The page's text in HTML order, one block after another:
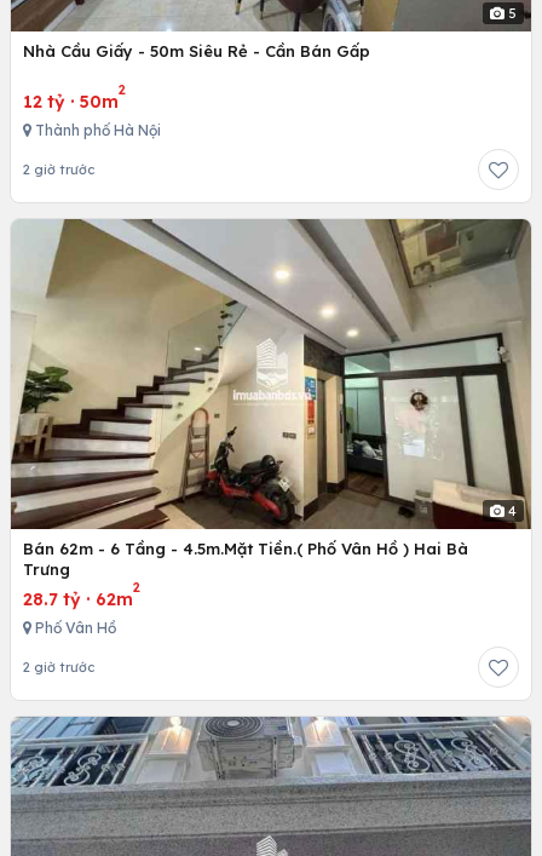
5
Nhà Cầu Giấy - 50m Siêu Rẻ - Cần Bán Gấp
12 tỷ · 50m
2
Thành phố Hà Nội
2 giờ trước
4
Bán 62m - 6 Tầng - 4.5m.Mặt Tiền.( Phố Vân Hồ ) Hai Bà
Trưng
28.7 tỷ · 62m
2
Phố Vân Hồ
2 giờ trước